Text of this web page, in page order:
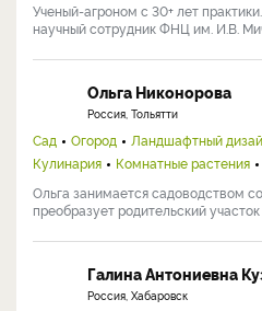
Ученый-агроном с 30+ лет
научный сотрудник ФНЦ им. И.В.
Ольга Никонорова
Россия, Тольятти
Сад Огород Ландшафтный
Кулинария
Комнатные растения
Ольга занимается садоводством
преобразует родительский участок
Галина Антониевна
Россия, Хабаровск